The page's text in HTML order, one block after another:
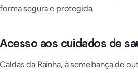
forma segura e protegida.
Acesso aos cuidados de
Caldas da Rainha, à semelhança de